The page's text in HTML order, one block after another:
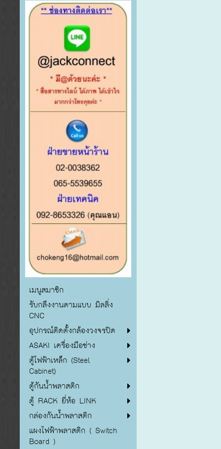
เมนูสมาชิก
รับกลึงงานตามแบบ มิลลิ่ง
CNC
อุปกรณ์ติดตั้งกล้องวงจรปิด
ASAKI เครื่องมือช่าง
ตู้ไฟฟ้าเหล็ก (Steel
Cabinet)
ตู้กันน้ำพลาสติก
ตู้ RACK ยี่ห้อ LINK
กล่องกันน้ำพลาสติก
แผงไฟฟ้าพลาสติก ( Switch
Board )